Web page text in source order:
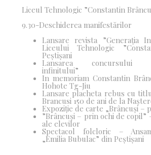
Liceul Tehnologic ”Constantin
9.30-Deschiderea manifestărilor
Lansare revista ”Generația
Liceului Tehnologic
Peștișani
Lansarea concursului
infinitului”
In memoriam Constantin
Hohote Tg-Jiu
Lansare placheta rebus cu
Brancusi 150 de ani de la
Expoziție de carte „Brâncuși –
”Brâncuși – prin ochi de copil”
ale elevilor
Spectacol folcloric –
„Emilia Bubulac” din Peștișani